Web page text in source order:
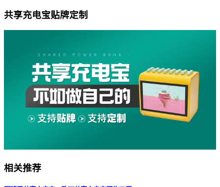
共享充电宝贴牌定制
相关推荐